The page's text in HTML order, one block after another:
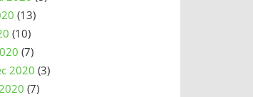
(13)
(10)
(7)
2020 (3)
(7)